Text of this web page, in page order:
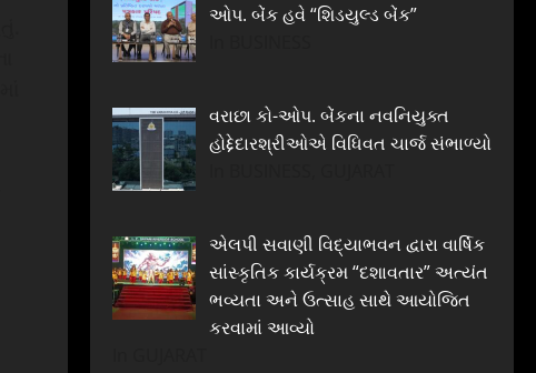
ઓપ. બેંક હવે “શિડયુલ્ડ બેંક”
વરાછા કો-ઓપ. બેંકના નવનિયુક્ત
હોદ્દેદારશ્રીઓએ વિધિવત ચાર્જ સંભાળ્યો
એલપી સવાણી વિદ્યાભવન દ્વારા વાર્ષિક
સાંસ્કૃતિક કાર્યક્રમ “દશાવતાર” અત્યંત
ભવ્યતા અને ઉત્સાહ સાથે આયોજિત
કરવામાં આવ્યો